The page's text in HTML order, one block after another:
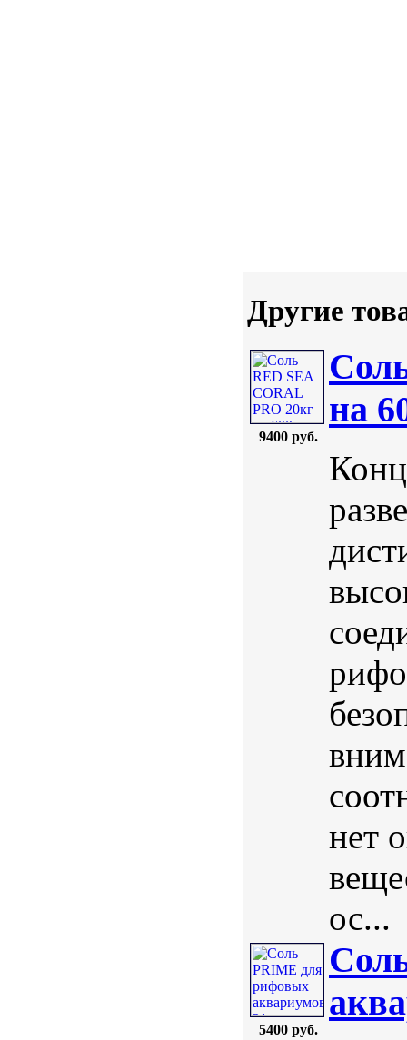
Другие
9400 руб.
на
нет
ос...
5400 руб.